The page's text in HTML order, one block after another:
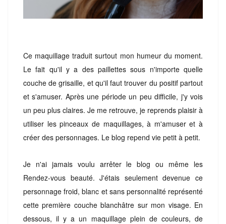
Ce maquillage traduit surtout mon humeur du moment.
Le fait qu'il y a des paillettes sous n'importe quelle
couche de grisaille, et qu'il faut trouver du positif partout
et s'amuser. Après une période un peu difficile, j'y vois
un peu plus claires. Je me retrouve, je reprends plaisir à
utiliser les pinceaux de maquillages, à m'amuser et à
créer des personnages. Le blog repend vie petit à petit.
Je n'ai jamais voulu arrêter le blog ou même les
Rendez-vous beauté. J'étais seulement devenue ce
personnage froid, blanc et sans personnalité représenté
cette première couche blanchâtre sur mon visage. En
dessous, il y a un maquillage plein de couleurs, de